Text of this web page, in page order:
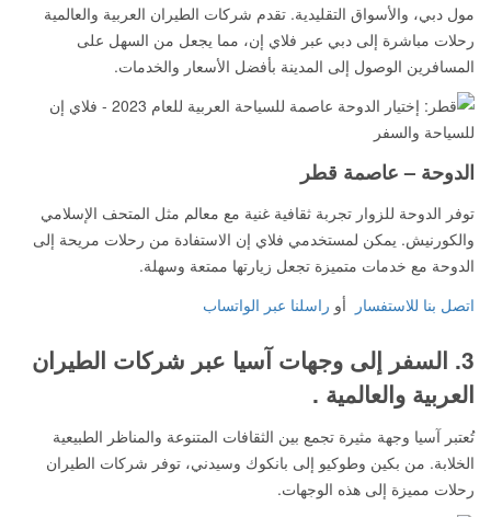
مول دبي، والأسواق التقليدية. تقدم شركات الطيران العربية والعالمية
رحلات مباشرة إلى دبي عبر فلاي إن، مما يجعل من السهل على
المسافرين الوصول إلى المدينة بأفضل الأسعار والخدمات.
الدوحة – عاصمة قطر
توفر الدوحة للزوار تجربة ثقافية غنية مع معالم مثل المتحف الإسلامي
والكورنيش. يمكن لمستخدمي فلاي إن الاستفادة من رحلات مريحة إلى
الدوحة مع خدمات متميزة تجعل زيارتها ممتعة وسهلة.
اتصل بنا للاستفسار
أو راسلنا عبر الواتساب
3. السفر إلى وجهات آسيا عبر شركات الطيران
العربية والعالمية .
تُعتبر آسيا وجهة مثيرة تجمع بين الثقافات المتنوعة والمناظر الطبيعية
الخلابة. من بكين وطوكيو إلى بانكوك وسيدني، توفر شركات الطيران
رحلات مميزة إلى هذه الوجهات.